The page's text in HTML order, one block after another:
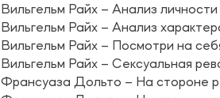
Вильгельм Райх – Анализ личности
Вильгельм Райх – Анализ
Вильгельм Райх – Посмотри на
Вильгельм Райх – Сексуальная
Франсуаза Дольто – На стороне